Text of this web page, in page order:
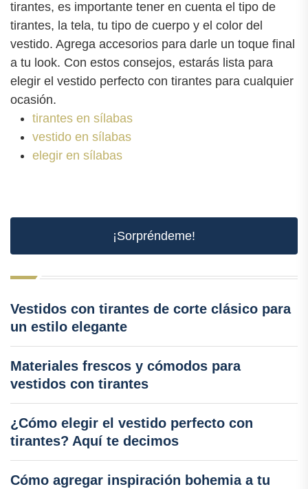
tirantes, es importante tener en cuenta el tipo de
tirantes, la tela, tu tipo de cuerpo y el color del
vestido. Agrega accesorios para darle un toque final
a tu look. Con estos consejos, estarás lista para
elegir el vestido perfecto con tirantes para cualquier
ocasión.
tirantes en sílabas
vestido en sílabas
elegir en sílabas
¡Sorpréndeme!
Vestidos con tirantes de corte clásico para
un estilo elegante
Materiales frescos y cómodos para
vestidos con tirantes
¿Cómo elegir el vestido perfecto con
tirantes? Aquí te decimos
Cómo agregar inspiración bohemia a tu